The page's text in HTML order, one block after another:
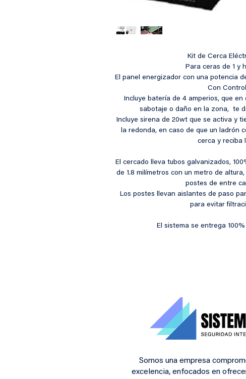
Kit de Cerca
Para ceras de 1 y
El panel energizador con una potencia
Con
Incluye batería de 4 amperios, que
sabotaje o daño en la zona,  te
Incluye sirena de 20wt que se activa y
la redonda, en caso de que un ladrón
cerca y reciba
El cercado lleva tubos galvanizados,
de 1.8 milímetros con un metro de
postes de entre
Los postes llevan aislantes de paso
para evitar
El sistema se entrega
Somos una empresa
excelencia, enfocados en